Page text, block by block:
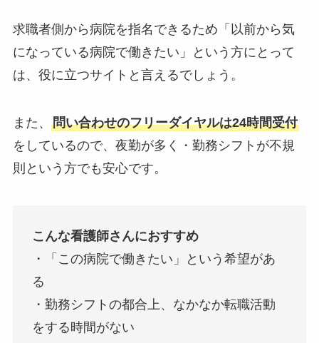
求職者側から病院を指名できるため「以前から気
になっている病院で働きたい」という方にとって
は、役に立つサイトと言えるでしょう。
また、 問い合わせのフリーダイヤルは24時間受付
をしているので、夜勤が多く・勤務シフトが不規
則という方でも安心です。
こんな看護師さんにおすすめ
・「この病院で働きたい」という希望があ
る
・勤務シフトの都合上、なかなか転職活動
をする時間がない